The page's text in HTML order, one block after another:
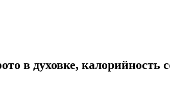
в духовке,